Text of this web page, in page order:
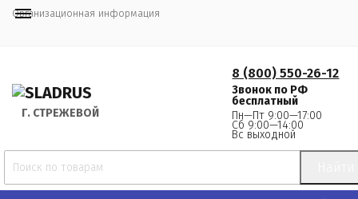
Организационная информация
Г. СТРЕЖЕВОЙ
8 (800) 550-26-12
Звонок по РФ
бесплатный
Пн—Пт 9:00—17:00
Сб 9:00—14:00
Вс выходной